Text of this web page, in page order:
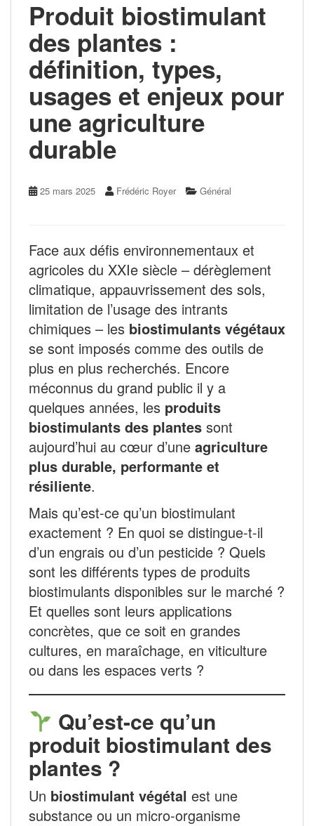
Produit biostimulant
des plantes :
définition, types,
usages et enjeux pour
une agriculture
durable
25 mars 2025 Frédéric Royer Général
Face aux défis environnementaux et
agricoles du XXIe siècle – dérèglement
climatique, appauvrissement des sols,
limitation de l’usage des intrants
chimiques – les biostimulants végétaux
se sont imposés comme des outils de
plus en plus recherchés. Encore
méconnus du grand public il y a
quelques années, les produits
biostimulants des plantes sont
aujourd’hui au cœur d’une agriculture
plus durable, performante et
résiliente.
Mais qu’est-ce qu’un biostimulant
exactement ? En quoi se distingue-t-il
d’un engrais ou d’un pesticide ? Quels
sont les différents types de produits
biostimulants disponibles sur le marché ?
Et quelles sont leurs applications
concrètes, que ce soit en grandes
cultures, en maraîchage, en viticulture
ou dans les espaces verts ?
Qu’est-ce qu’un
produit biostimulant des
plantes ?
Un biostimulant végétal est une
substance ou un micro-organisme